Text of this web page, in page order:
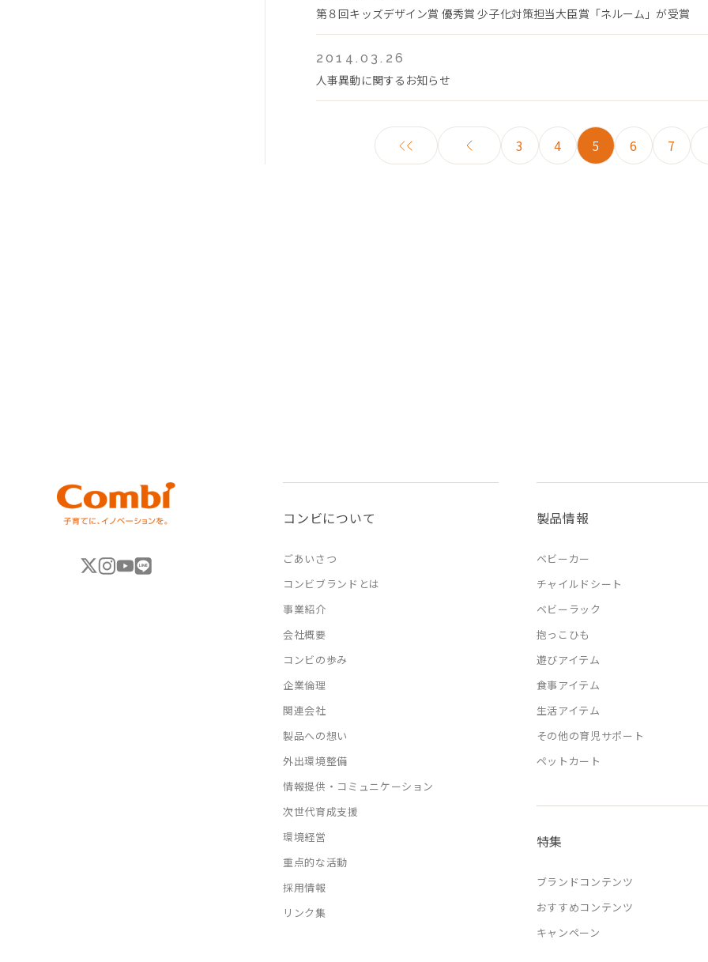
第８回キッズデザイン賞 優秀賞 少子化対策担当大臣賞「ネルーム」が受賞
2014.03.26
人事異動に関するお知らせ
3 4 5 6 7
コンビについて
ごあいさつ
コンビブランドとは
事業紹介
会社概要
コンビの歩み
企業倫理
関連会社
製品への想い
外出環境整備
情報提供・コミュニケーション
次世代育成支援
環境経営
重点的な活動
採用情報
リンク集
製品情報
ベビーカー
チャイルドシート
ベビーラック
抱っこひも
遊びアイテム
食事アイテム
生活アイテム
その他の育児サポート
ペットカート
特集
ブランドコンテンツ
おすすめコンテンツ
キャンペーン